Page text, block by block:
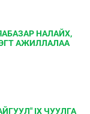
НАЛАЙХ,
АЖИЛЛАЛАА
IX ЧУУЛГА